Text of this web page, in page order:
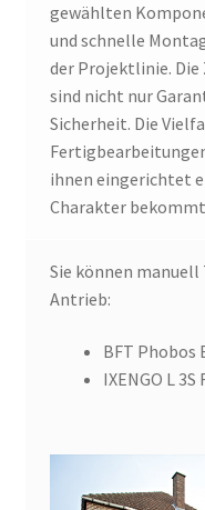
gewählten
und schnelle
der Projektlinie. Die
sind nicht nur
Sicherheit. Die
ihnen eingerichtet
Charakter
Sie können
Antrieb:
BFT Phobos
IXENGO L 3S